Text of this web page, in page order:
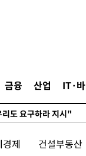
금융 산업 IT·
도 요구하라 지시"
도 요구하라 지시"
리도 요구하라 지시"
제 건설부동산